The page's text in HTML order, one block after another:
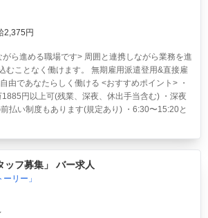
2,375円
がら進める職場です> 周囲と連携しながら業務を進
むことなく働けます。 無期雇用派遣登用&直接雇
由であなたらしく働ける <おすすめポイント> ・
円以上可(残業、深夜、休出手当含む) ・深夜
払い制度もあります(規定あり) ・6:30〜15:20と
ッフ募集」 バー求人
リー」